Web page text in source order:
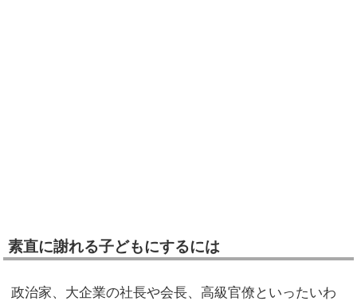
素直に謝れる子どもにするには
政治家、大企業の社長や会長、高級官僚といったいわ